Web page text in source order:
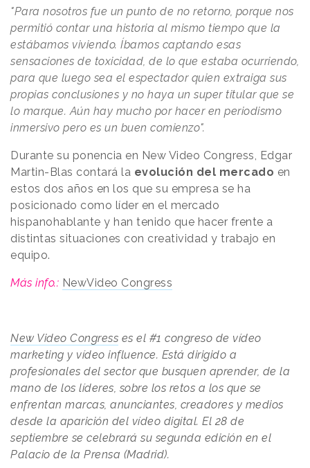
"Para nosotros fue un punto de no retorno, porque nos
permitió contar una historia al mismo tiempo que la
estábamos viviendo. Íbamos captando esas
sensaciones de toxicidad, de lo que estaba ocurriendo,
para que luego sea el espectador quien extraiga sus
propias conclusiones y no haya un super titular que se
lo marque. Aún hay mucho por hacer en periodismo
inmersivo pero es un buen comienzo".
Durante su ponencia en New Video Congress, Edgar
Martin-Blas contará la evolución del mercado en
estos dos años en los que su empresa se ha
posicionado como líder en el mercado
hispanohablante y han tenido que hacer frente a
distintas situaciones con creatividad y trabajo en
equipo.
Más info.: NewVideo Congress
New Video Congress es el #1 congreso de vídeo
marketing y vídeo influence. Está dirigido a
profesionales del sector que busquen aprender, de la
mano de los líderes, sobre los retos a los que se
enfrentan marcas, anunciantes, creadores y medios
desde la aparición del vídeo digital. El 28 de
septiembre se celebrará su segunda edición en el
Palacio de la Prensa (Madrid).